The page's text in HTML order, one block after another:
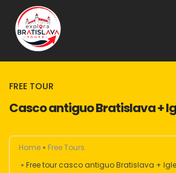
Tours Privados
Preguntas frecuentes
FREE TOUR
Casco antiguo Bratislava +
Home
Free Tours
Free tour casco antiguo Bratislava +